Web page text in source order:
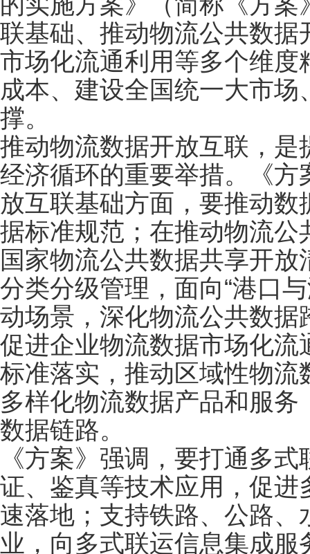
联基础、推动物流公共数
市场化流通利用等多个维
成本、建设全国统一大市
撑。
推动物流数据开放互联，
经济循环的重要举措。《
放互联基础方面，要推动
据标准规范；在推动物流
国家物流公共数据共享开
分类分级管理，面向“港口
动场景，深化物流公共数
促进企业物流数据市场化
标准落实，推动区域性物
多样化物流数据产品和服
数据链路。
《方案》强调，要打通多
证、鉴真等技术应用，促进
速落地；支持铁路、公路
业，向多式联运信息集成